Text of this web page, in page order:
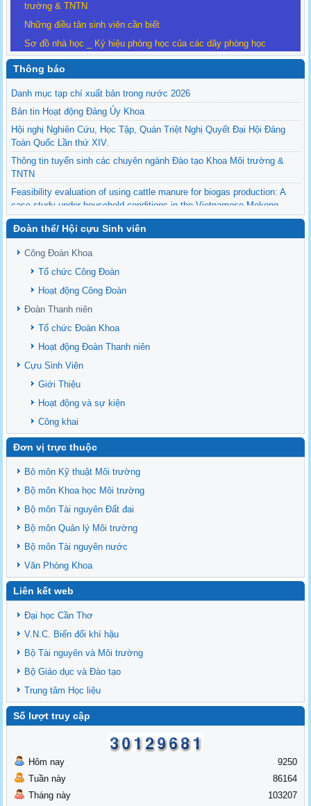
trường & TNTN
Những điều tân sinh viên cần biết
Sơ đồ nhà học _ Ký hiệu phòng học của các dãy phòng học
Thông báo
Danh mục tạp chí xuất bản trong nước 2026
Bản tin Hoạt động Đảng Ủy Khoa
Hội nghị Nghiên Cứu, Học Tập, Quán Triệt Nghị Quyết Đại Hội Đảng
Toàn Quốc Lần thứ XIV.
Thông tin tuyển sinh các chuyên ngành Đào tạo Khoa Môi trường &
TNTN
Feasibility evaluation of using cattle manure for biogas production: A
case study under household conditions in the Vietnamese Mekong
Delta
Sediment properties in flood-based farming systems in the Vietnamese
upstream Mekong Delta
Danh mục tạp chí xuất bản Quốc Tế 2026
Danh Mục các Đề Tài NCKH cấp Tỉnh năm 2024
Văn bản - Quy định
Ban chấp hành Đảng bộ khoa
Đoàn thể/ Hội cựu Sinh viên
Công Đoàn Khoa
Tổ chức Công Đoàn
Hoạt động Công Đoàn
Đoàn Thanh niên
Tổ chức Đoàn Khoa
Hoạt động Đoàn Thanh niên
Cựu Sinh Viên
Giới Thiệu
Hoạt động và sự kiện
Công khai
Đơn vị trực thuộc
Bô môn Kỹ thuật Môi trường
Bộ môn Khoa học Môi trường
Bộ môn Tài nguyên Đất đai
Bộ môn Quản lý Môi trường
Bộ môn Tài nguyên nước
Văn Phòng Khoa
Liên kết web
Đại học Cần Thơ
V.N.C. Biến đổi khí hậu
Bộ Tài nguyên và Môi trường
Bộ Giáo dục và Đào tạo
Trung tâm Học liệu
Số lượt truy cập
Hôm nay
Tuần này
Tháng này
9250
86164
103207